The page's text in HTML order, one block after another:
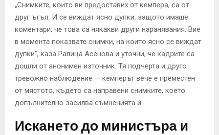
„Снимките, които ви предоставих от кемпера, са от
друг ъгъл. И се виждат ясно дупки, защото имаше
коментари, че това са някакви други наранявания. Вие
в момента показвате снимки, на които ясно се виждат
дупки“, каза Ралица Асенова и уточни, че кадрите са
дошли от анонимен източник. Тя подчерта и друго
тревожно наблюдение — кемперът вече е преместен
от мястото, където са направени снимките, което
допълнително засилва съмненията ѝ.
Искането до министъра и